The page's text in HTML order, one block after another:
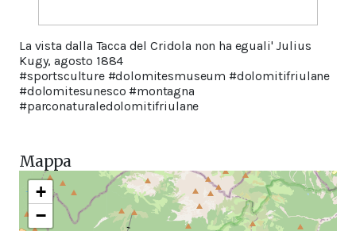
La vista dalla Tacca del Cridola non ha eguali' Julius
Kugy, agosto 1884
#sportsculture #dolomitesmuseum #dolomitifriulane
#dolomitesunesco #montagna
#parconaturaledolomitifriulane
Mappa
+
−